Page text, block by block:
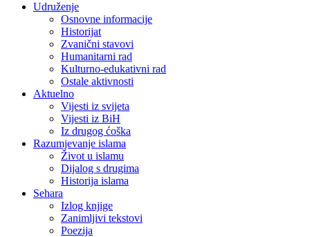
Udruženje
Osnovne informacije
Historijat
Zvanični stavovi
Humanitarni rad
Kulturno-edukativni rad
Ostale aktivnosti
Aktuelno
Vijesti iz svijeta
Vijesti iz BiH
Iz drugog ćoška
Razumjevanje islama
Život u islamu
Dijalog s drugima
Historija islama
Sehara
Izlog knjige
Zanimljivi tekstovi
Poezija